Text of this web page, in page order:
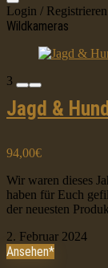
Login / Registrieren
Wildkameras
3
Jagd &
94,00€
Wir waren dieses
haben für Euch
der neuesten
2. Februar 2024
Ansehen*